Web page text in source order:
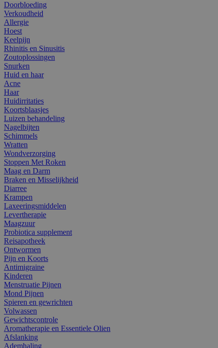
Doorbloeding
Verkoudheid
Allergie
Hoest
Keelpijn
Rhinitis en Sinusitis
Zoutoplossingen
Snurken
Huid en haar
Acne
Haar
Huidirritaties
Koortsblaasjes
Luizen behandeling
Nagelbijten
Schimmels
Wratten
Wondverzorging
Stoppen Met Roken
Maag en Darm
Braken en Misselijkheid
Diarree
Krampen
Laxeeringsmiddelen
Levertherapie
Maagzuur
Probiotica supplement
Reisapotheek
Ontwormen
Pijn en Koorts
Antimigraine
Kinderen
Menstruatie Pijnen
Mond Pijnen
Spieren en gewrichten
Volwassen
Gewichtscontrole
Aromatherapie en Essentiele Olien
Afslanking
Ademhaling